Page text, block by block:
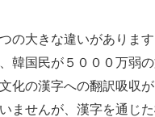
大きな違いがありま
国民が５０００万弱
化の漢字への翻訳吸収
ませんが、漢字を通じ